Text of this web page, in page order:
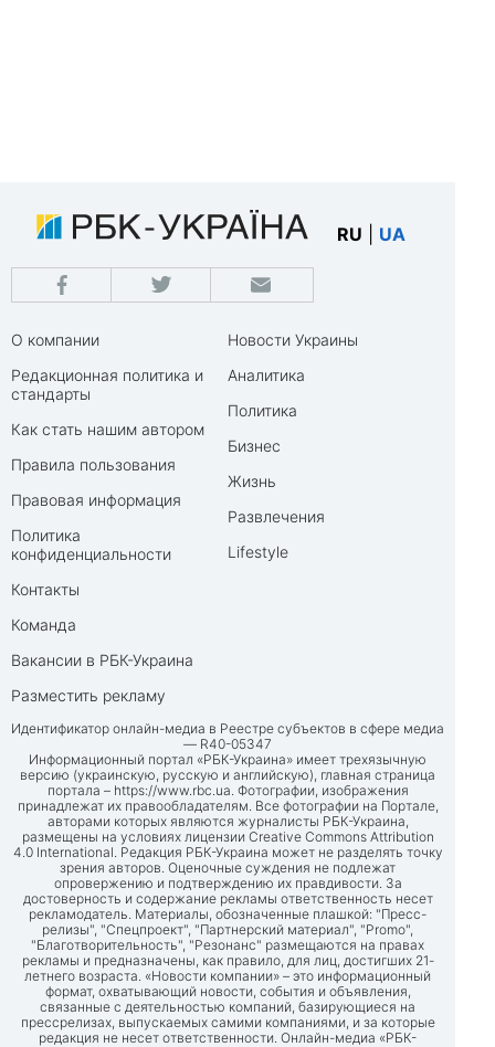
RU UA
О компании
Редакционная политика и
стандарты
Как стать нашим автором
Правила пользования
Правовая информация
Политика
конфиденциальности
Контакты
Команда
Вакансии в РБК-Украина
Разместить рекламу
Новости Украины
Аналитика
Политика
Бизнес
Жизнь
Развлечения
Lifestyle
Идентификатор онлайн-медиа в Реестре субъектов в сфере медиа
— R40-05347
Информационный портал «РБК-Украина» имеет трехязычную
версию (украинскую, русскую и английскую), главная страница
портала – https://www.rbc.ua. Фотографии, изображения
принадлежат их правообладателям. Все фотографии на Портале,
авторами которых являются журналисты РБК-Украина,
размещены на условиях лицензии Creative Commons Attribution
4.0 International. Редакция РБК-Украина может не разделять точку
зрения авторов. Оценочные суждения не подлежат
опровержению и подтверждению их правдивости. За
достоверность и содержание рекламы ответственность несет
рекламодатель. Материалы, обозначенные плашкой: "Пресс-
релизы", "Спецпроект", "Партнерский материал", "Promo",
"Благотворительность", "Резонанс" размещаются на правах
рекламы и предназначены, как правило, для лиц, достигших 21-
летнего возраста. «Новости компании» – это информационный
формат, охватывающий новости, события и объявления,
связанные с деятельностью компаний, базирующиеся на
прессрелизах, выпускаемых самими компаниями, и за которые
редакция не несет ответственности. Онлайн-медиа «РБК-